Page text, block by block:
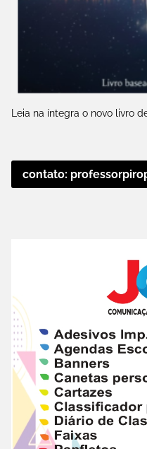
Leia na íntegra o novo livro
contato: